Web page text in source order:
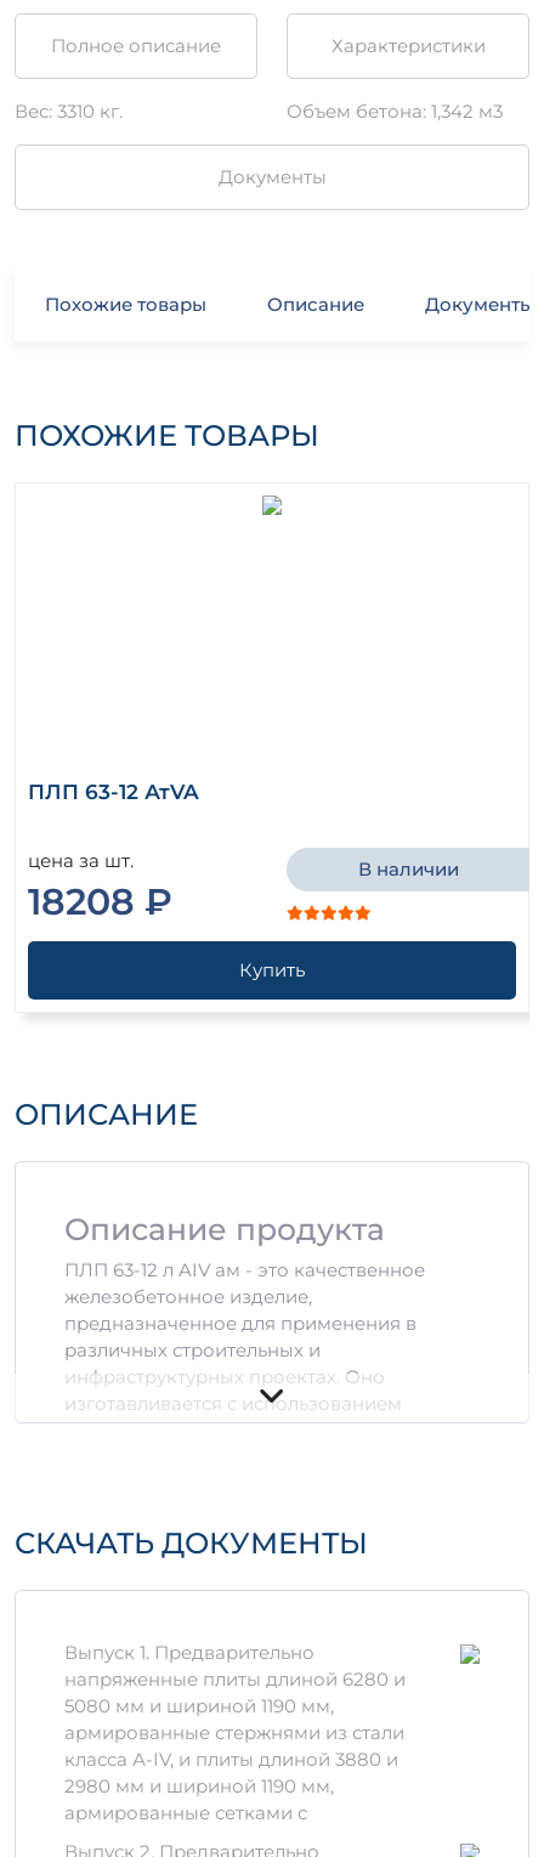
Полное описание Характеристики
Вес: 3310 кг. Объем бетона: 1,342 м3
Документы
Похожие товары Описание Документы
ПОХОЖИЕ ТОВАРЫ
ПЛП 63-12 АтVA
цена за шт.
18208 ₽
В наличии
Купить
ОПИСАНИЕ
Описание продукта
ПЛП 63-12 л AIV ам - это качественное
железобетонное изделие,
предназначенное для применения в
различных строительных и
инфраструктурных проектах. Оно
изготавливается с использованием
высококачественного портландцемента и
Преимущества
использования
эксплуатации в любых климатических
условиях.
Устойчивость к нагрузкам:
выдерживать значительные
механические воздействия.
Экологичность: Изготовлено из
безопасных для окружающей среды
материалов.
СКАЧАТЬ ДОКУМЕНТЫ
Выпуск 1. Предварительно
напряженные плиты длиной 6280 и
5080 мм и шириной 1190 мм,
армированные стержнями из стали
класса А-IV, и плиты длиной 3880 и
2980 мм и шириной 1190 мм,
армированные сетками с
Выпуск 2. Предварительно